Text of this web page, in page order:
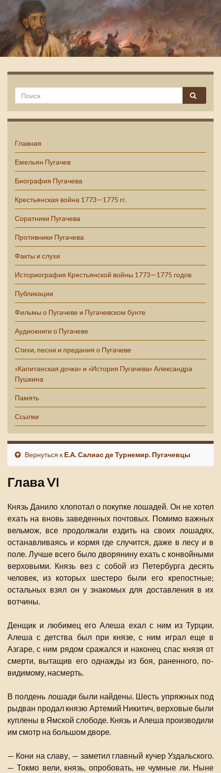
Емельян Пугачев
Главная
Емельян Пугачев
Биография Пугачева
Крестьянская война 1773—1775 гг.
Соратники Пугачева
Противники Пугачева
Факты и слухи
Историография Крестьянской войны 1773—1775 годов
Публикации
Фильмы о Пугачеве и Пугачевском бунте
Аудиокниги о Пугачеве
Стихи, песни и предания о Пугачеве
«Капитанская дочка» и «История Пугачева» Александра
Пушкина
Память
Ссылки
Вернуться к Е.А. Салиас де Турнемир. Пугачевцы
Глава VI
Князь Данило хлопотал о покупке лошадей. Он не хотел
ехать на вновь заведенных почтовых. Помимо важных
вельмож, все продолжали ездить на своих лошадях,
останавливаясь и кормя где случится, даже в лесу и в
поле. Лучше всего было дворянину ехать с конвойными
верховыми. Князь вез с собой из Петербурга десять
человек, из которых шестеро были его крепостные;
остальных взял он у знакомых для доставления в их
вотчины.
Денщик и любимец его Алеша ехал с ним из Турции.
Алеша с детства был при князе, с ним играл еще в
Азгаре, с ним рядом сражался и наконец спас князя от
смерти, вытащив его однажды из боя, раненного, по-
видимому, насмерть.
В полдень лошади были найдены. Шесть упряжных под
рыдван продал князю Артемий Никитич, верховые были
куплены в Ямской слободе. Князь и Алеша производили
им смотр на большом дворе.
— Кони на славу, — заметил главный кучер Уздальского.
— Токмо вели, князь, опробовать, не чумные ли. Ныне